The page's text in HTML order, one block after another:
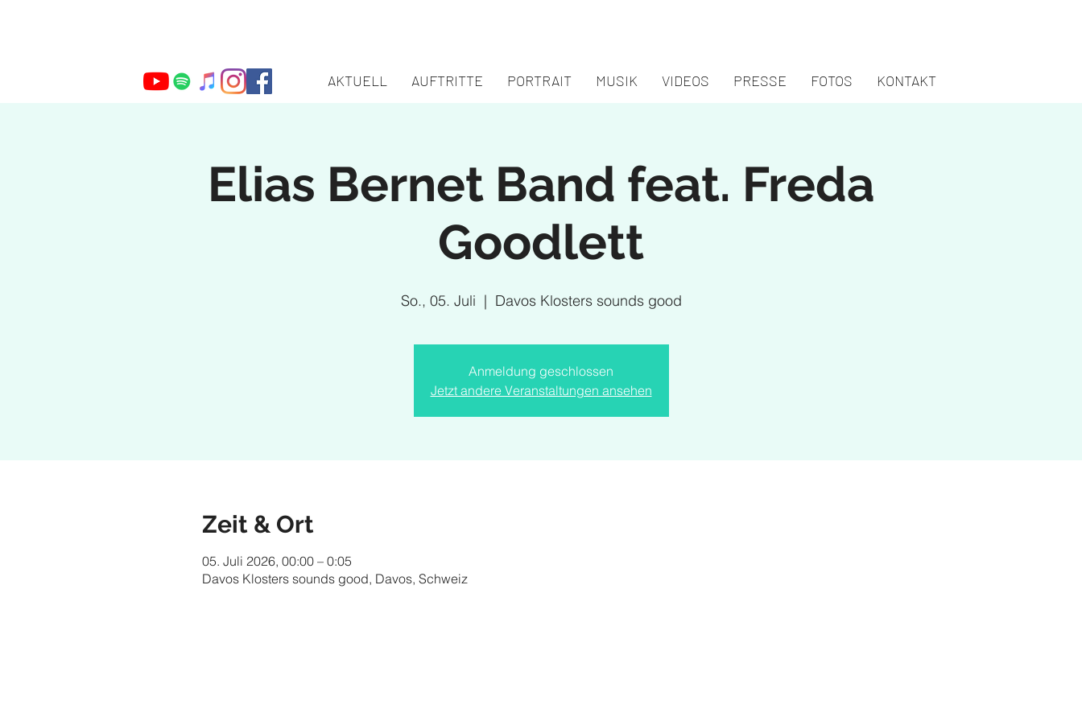
Webmaster Login AKTUELL AUFTRITTE PORTRAIT MUSIK VIDEOS PRESSE FOTOS KONTAKT
Elias Bernet Band feat. Freda
Goodlett
So., 05. Juli
  |
Davos Klosters sounds good
Anmeldung geschlossen
Jetzt andere Veranstaltungen ansehen
Zeit & Ort
05. Juli 2026, 00:00 – 0:05
Davos Klosters sounds good, Davos, Schweiz